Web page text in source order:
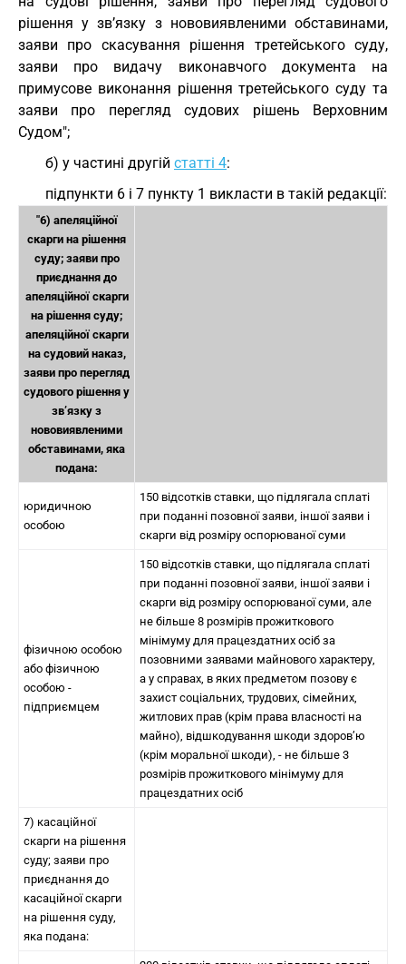
рішення у зв’язку з нововиявленими обставинами,
заяви про скасування рішення третейського суду,
заяви про видачу виконавчого документа на
примусове виконання рішення третейського суду та
заяви про перегляд судових рішень Верховним
Судом";
б) у частині другій статті 4:
підпункти 6 і 7 пункту 1 викласти в такій редакції:
"6) апеляційної
скарги на рішення
суду; заяви про
приєднання до
апеляційної скарги
на рішення суду;
апеляційної скарги
на судовий наказ,
заяви про перегляд
судового рішення у
зв’язку з
нововиявленими
обставинами, яка
подана:
юридичною
особою
150 відсотків ставки, що підлягала сплаті
при поданні позовної заяви, іншої заяви і
скарги від розміру оспорюваної суми
фізичною особою
або фізичною
особою -
підприємцем
150 відсотків ставки, що підлягала сплаті
при поданні позовної заяви, іншої заяви і
скарги від розміру оспорюваної суми, але
не більше 8 розмірів прожиткового
мінімуму для працездатних осіб за
позовними заявами майнового характеру,
а у справах, в яких предметом позову є
захист соціальних, трудових, сімейних,
житлових прав (крім права власності на
майно), відшкодування шкоди здоров’ю
(крім моральної шкоди), - не більше 3
розмірів прожиткового мінімуму для
працездатних осіб
7) касаційної
скарги на рішення
суду; заяви про
приєднання до
касаційної скарги
на рішення суду,
яка подана: